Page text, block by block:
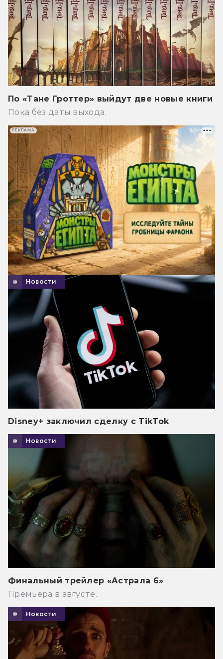
По «Тане Гроттер» выйдут две новые книги
Пока без даты выхода.
Новости
Disney+ заключил сделку с TikTok
Новости
Финальный трейлер «Астрала 6»
Премьера в августе.
Новости
РЕКЛАМА